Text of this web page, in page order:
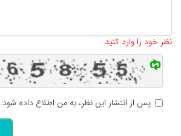
نظر خود را وارد کنید
پس از انتشار این نظر، به من اطلاع داده شود.